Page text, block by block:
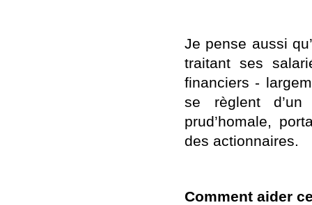
Je pense aussi
traitant ses
financiers -
se règlent d’un
prud’homale,
des actionnaires.
Comment aider